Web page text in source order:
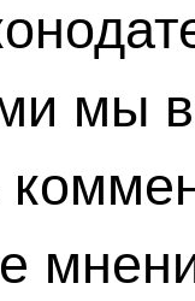
мы